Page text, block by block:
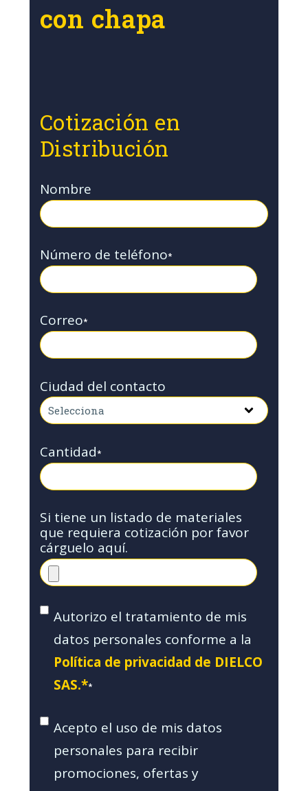
con chapa
Cotización en
Distribución
Nombre
Número de teléfono*
Correo*
Ciudad del contacto
Cantidad*
Si tiene un listado de materiales
que requiera cotización por favor
cárguelo aquí.
Autorizo el tratamiento de mis
datos personales conforme a la
Política de privacidad de DIELCO
SAS.**
Acepto el uso de mis datos
personales para recibir
promociones, ofertas y